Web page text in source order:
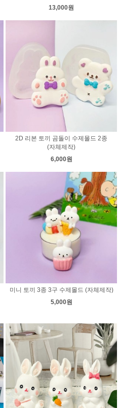
13,000원
2D 리본 토끼 곰돌이 수제몰드 2종
(자체제작)
6,000원
미니 토끼 3종 3구 수제몰드 (자체제작)
5,000원